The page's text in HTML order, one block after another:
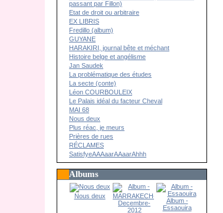
passant par Fillon)
Etat de droit ou arbitraire
EX LIBRIS
Fredillo (album)
GUYANE
HARAKIRI, journal bête et méchant
Histoire belge et angélisme
Jan Saudek
La problématique des études
La secte (conte)
Léon COURBOULEIX
Le Palais idéal du facteur Cheval
MAI 68
Nous deux
Plus réac, je meurs
Prières de rues
RÉCLAMES
SatisfyeAAAaarAAaarAhhh
Albums
Nous deux
Album -
Essaouira